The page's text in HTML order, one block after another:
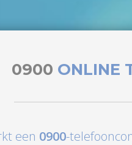
0900 ONLINE
een 0900-